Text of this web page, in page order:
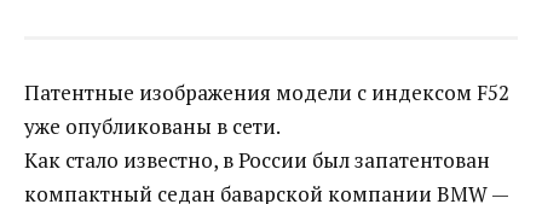
Патентные изображения модели с индексом F52
уже опубликованы в сети.
Как стало известно, в России был запатентован
компактный седан баварской компании BMW —